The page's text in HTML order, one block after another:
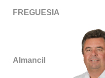
FREGUESIA
Almancil